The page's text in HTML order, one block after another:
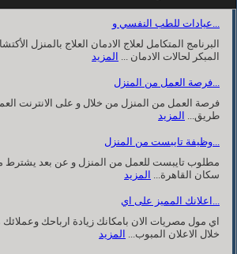
عيادات للطب النفسي و...
البرنامج المتكامل لعلاج الادمان العلاج بالمنزل
المبكر لحالات الادمان ... المزيد
فرصة العمل من المنزل...
فرصة العمل من المنزل من خلال و على الانترنت
طريق... المزيد
وظيفة تايبست من المنزل...
مطلوب تايبست للعمل من المنزل و عن بعد يشترط
سكان القاهرة... المزيد
اعلانك المميز على اي...
اي مول مصريات الان بامكانك زيادة ارباحك
خلال الاعلان المبوب... المزيد